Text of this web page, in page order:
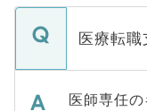
医療転職
医師専任